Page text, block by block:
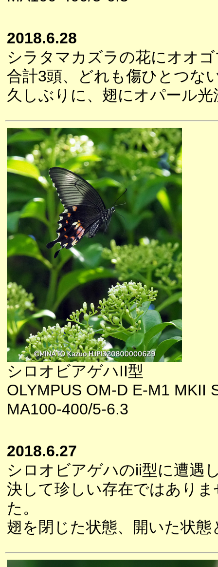
2018.6.28
シラタマカズラの花にオオ
合計3頭、どれも傷ひとつな
久しぶりに、翅にオパール
シロオビアゲハII型
OLYMPUS OM-D E-M1 MKII
MA100-400/5-6.3
2018.6.27
シロオビアゲハのii型に遭遇
決して珍しい存在ではあり
た。
翅を閉じた状態、開いた状